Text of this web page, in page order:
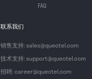
FAQ
联系我们
销售支持: sales@quectel.com
技术支持: support@quectel.com
招聘: career@quectel.com